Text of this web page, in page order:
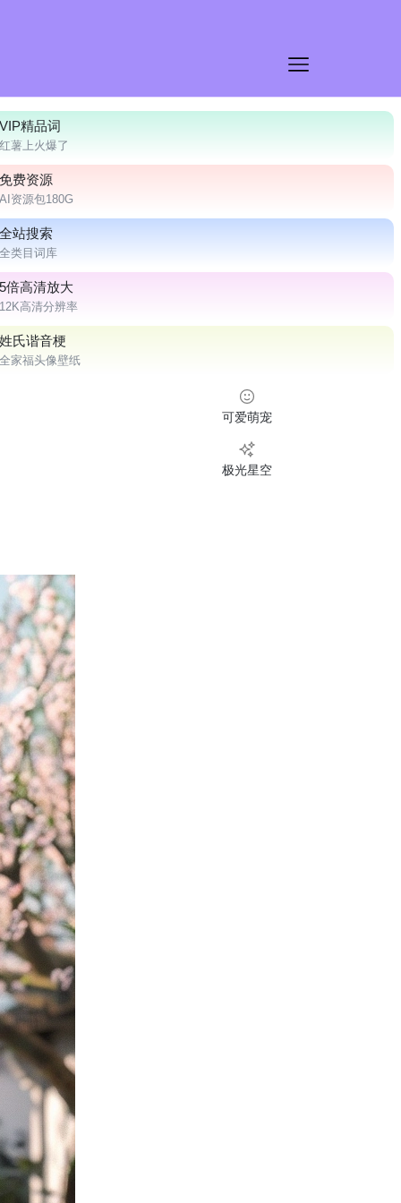
VIP精品词
红薯上火爆了
免费资源
AI资源包180G
全站搜索
全类目词库
5倍高清放大
12K高清分辨率
姓氏谐音梗
全家福头像壁纸
可爱萌宠
极光星空